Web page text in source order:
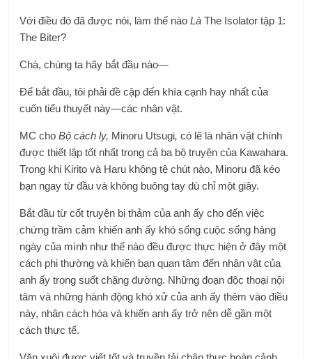
Với điều đó đã được nói, làm thế nàoLà The Isolator tập 1:
The Biter?
Chà, chúng ta hãy bắt đầu nào—
Để bắt đầu, tôi phải đề cập đến khía cạnh hay nhất của
cuốn tiểu thuyết này—các nhân vật.
MC choBộ cách ly, Minoru Utsugi, có lẽ là nhân vật chính
được thiết lập tốt nhất trong cả ba bộ truyện của Kawahara.
Trong khi Kirito và Haru không tệ chút nào, Minoru đã kéo
bạn ngay từ đầu và không buông tay dù chỉ một giây.
Bắt đầu từ cốt truyện bi thảm của anh ấy cho đến việc
chứng trầm cảm khiến anh ấy khó sống cuộc sống hàng
ngày của mình như thế nào đều được thực hiện ở đây một
cách phi thường và khiến bạn quan tâm đến nhân vật của
anh ấy trong suốt chặng đường. Những đoạn độc thoại nội
tâm và những hành động khó xử của anh ấy thêm vào điều
này, nhân cách hóa và khiến anh ấy trở nên dễ gần một
cách thực tế.